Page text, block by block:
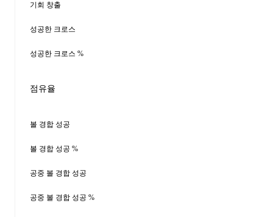
기회 창출
성공한 크로스
성공한 크로스 %
점유율
볼 경합 성공
볼 경합 성공 %
공중 볼 경합 성공
공중 볼 경합 성공 %